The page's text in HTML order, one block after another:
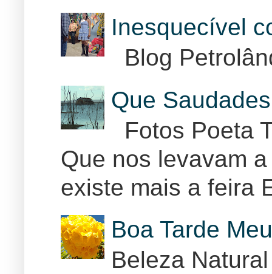
Inesquecível
Blog
Que
Fotos Poeta
Que nos levavam
existe mais a feira
Boa Tarde
Beleza